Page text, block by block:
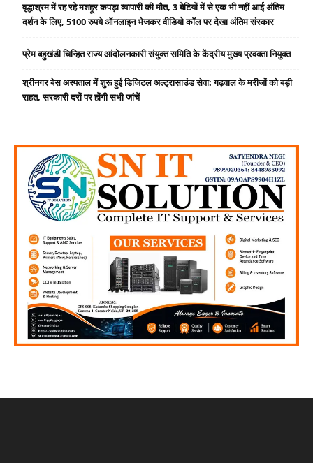
वृद्धाश्रम में रह रहे मशहूर कपड़ा व्यापारी की मौत, 3 बेटियों में से एक भी नहीं आई अंतिम
दर्शन के लिए, 5100 रुपये ऑनलाइन भेजकर वीडियो कॉल पर देखा अंतिम संस्कार
प्रेम बहुखंडी चिन्हित राज्य आंदोलनकारी संयुक्त समिति के केंद्रीय मुख्य प्रवक्ता नियुक्त
श्रीनगर बेस अस्पताल में शुरू हुई डिजिटल अल्ट्रासाउंड सेवा: गढ़वाल के मरीजों को बड़ी
राहत, सरकारी दरों पर होंगी सभी जांचें